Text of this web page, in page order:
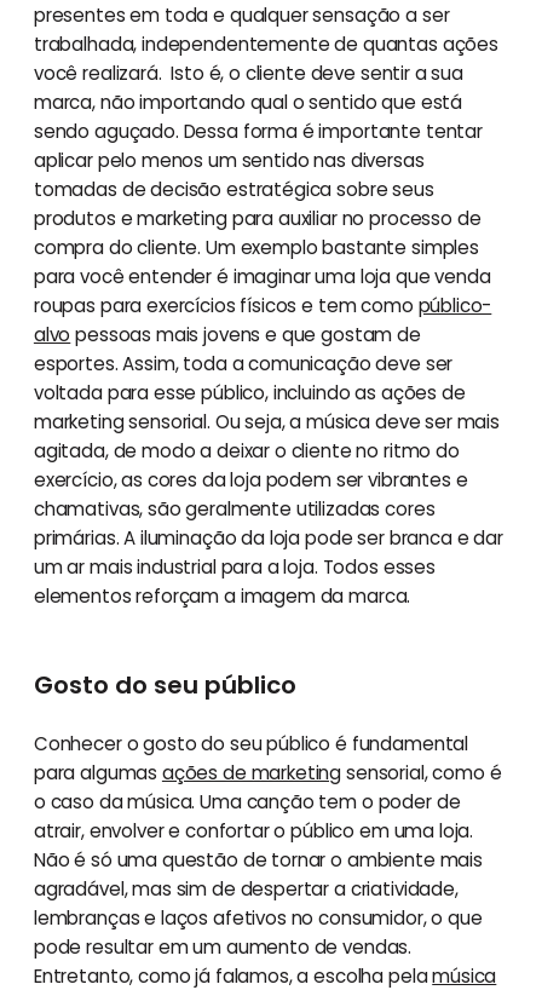
presentes em toda e qualquer sensação a ser
trabalhada, independentemente de quantas ações
você realizará. Isto é, o cliente deve sentir a sua
marca, não importando qual o sentido que está
sendo aguçado. Dessa forma é importante tentar
aplicar pelo menos um sentido nas diversas
tomadas de decisão estratégica sobre seus
produtos e marketing para auxiliar no processo de
compra do cliente. Um exemplo bastante simples
para você entender é imaginar uma loja que venda
roupas para exercícios físicos e tem como público-
alvo pessoas mais jovens e que gostam de
esportes. Assim, toda a comunicação deve ser
voltada para esse público, incluindo as ações de
marketing sensorial. Ou seja, a música deve ser mais
agitada, de modo a deixar o cliente no ritmo do
exercício, as cores da loja podem ser vibrantes e
chamativas, são geralmente utilizadas cores
primárias. A iluminação da loja pode ser branca e dar
um ar mais industrial para a loja. Todos esses
elementos reforçam a imagem da marca.
Gosto do seu público
Conhecer o gosto do seu público é fundamental
para algumas ações de marketingsensorial, como é
o caso da música. Uma canção tem o poder de
atrair, envolver e confortar o público em uma loja.
Não é só uma questão de tornar o ambiente mais
agradável, mas sim de despertar a criatividade,
lembranças e laços afetivos no consumidor, o que
pode resultar em um aumento de vendas.
Entretanto, como já falamos, a escolha pelamúsica